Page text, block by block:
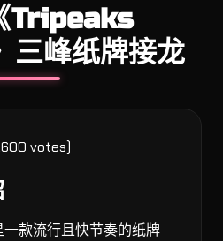
Tripeaks
峰纸牌接龙
votes)
款流行且快节奏的纸牌